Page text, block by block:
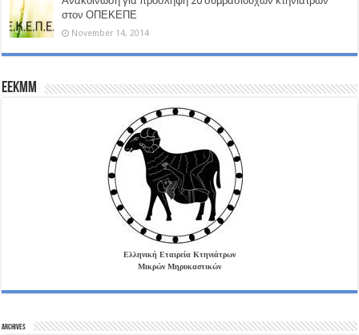
στον ΟΠΕΚΕΠΕ
November 14, 2014
EEKMM
Ελληνική Εταιρεία Κτηνιάτρων
Μικρών Μηρυκαστικών
Archives